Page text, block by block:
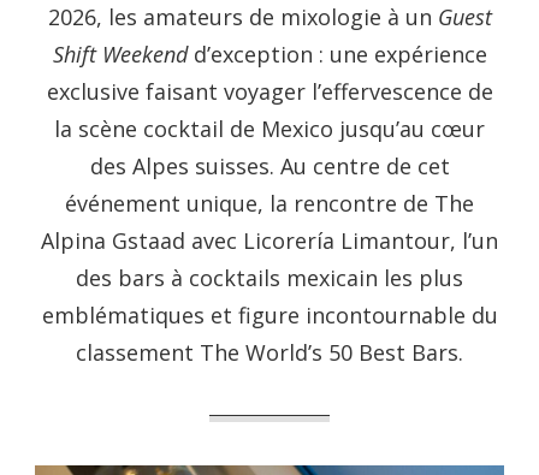
2026, les amateurs de mixologie à un Guest
Shift Weekend d’exception : une expérience
exclusive faisant voyager l’effervescence de
la scène cocktail de Mexico jusqu’au cœur
des Alpes suisses. Au centre de cet
événement unique, la rencontre de The
Alpina Gstaad avec Licorería Limantour, l’un
des bars à cocktails mexicain les plus
emblématiques et figure incontournable du
classement The World’s 50 Best Bars.